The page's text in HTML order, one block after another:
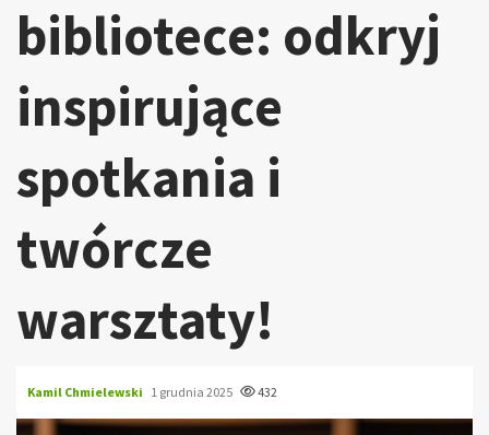
bibliotece: odkryj
inspirujące
spotkania i
twórcze
warsztaty!
Kamil Chmielewski 1 grudnia 2025 432